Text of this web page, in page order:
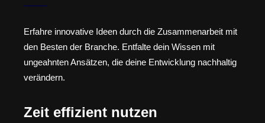
Erfahre innovative Ideen durch die Zusammenarbeit mit
den Besten der Branche. Entfalte dein Wissen mit
ungeahnten Ansätzen, die deine Entwicklung nachhaltig
verändern.
Zeit effizient nutzen